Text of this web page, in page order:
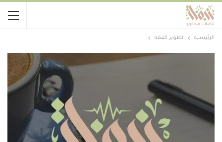
الرئيسية تطوير الفقه